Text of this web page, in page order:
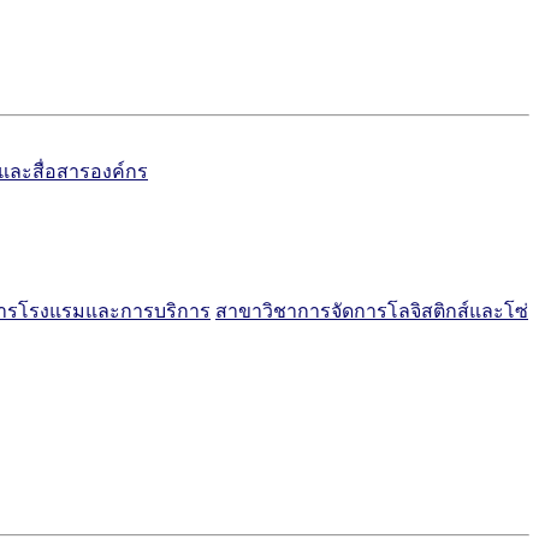
ละสื่อสารองค์กร
โรงแรมและการบริการ สาขาวิชาการจัดการโลจิสติกส์และโซ่